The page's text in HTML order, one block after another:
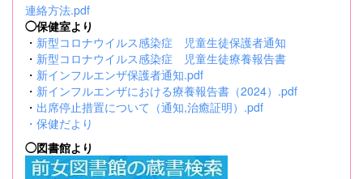
連絡方法.pdf
◯保健室より
・ 新型コロナウイルス感染症 児童生徒保護者通知
・ 新型コロナウイルス感染症 児童生徒療養報告書
・ 新インフルエンザ保護者通知.pdf
・ 新インフルエンザにおける療養報告書（2024）.pdf
・ 出席停止措置について（通知,治癒証明）.pdf
・ 保健だより
◯図書館より